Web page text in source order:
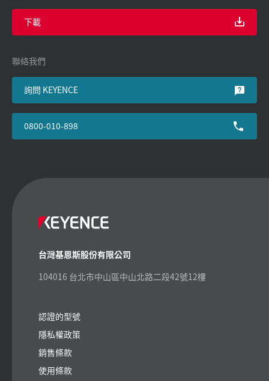
下載
聯絡我們
詢問 KEYENCE
0800-010-898
台灣基恩斯股份有限公司
104016 台北市中山區中山北路二段42號12樓
認證的型號
隱私權政策
銷售條款
使用條款